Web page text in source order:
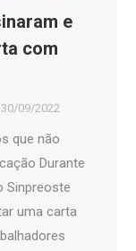
e
com
30/09/2022
que não
Durante
Sinpreoste
uma carta